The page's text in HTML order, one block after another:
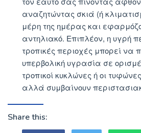
αναζητώντας σκιά (ή
μέρη της ημέρας και
αντηλιακό. Επιπλέον, η υγρή
τροπικές περιοχές μπορεί να
υπερβολική υγρασία σε
τροπικοί κυκλώνες ή οι
αλλά συμβαίνουν
Share this: